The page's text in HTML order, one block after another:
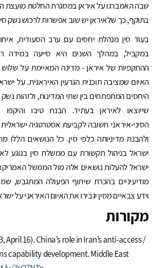
בתוקף, כך שלאיראן יש שוב אפשרות לרכוש נשק
בעוד סין מנהלת יחסים עם ערב הסעודית,
במקביל, במהלך השנים היא סייעה במידה
ההתקפיות של איראן - מדינה המאיימת על שלוש
האיום שמציבה תוכנית הגרעין האיראנית. על
היחסים המתפתחים בין שתי המדינות, ולזהות נשק
שייוצאו לאיראן בעתיד. הבנת טיבו
הסיני-איראני חשובה לקביעת אסטרטגיה
ולהבנת מדיניותה כלפי סין. כל הנושאים
ישראל בניהול תקשורת עם ממשלת סין בנוגע
ישראל להעלות נושאים אלה מול הממשל
מודיעיניים בהכרת שיתוף הפעולה המתגבש,
וידע צבאיים מסין יגבירו את האיום האיראני על
מקורות
April 16). China’s role in Iran’s anti-access /
capability development. Middle East